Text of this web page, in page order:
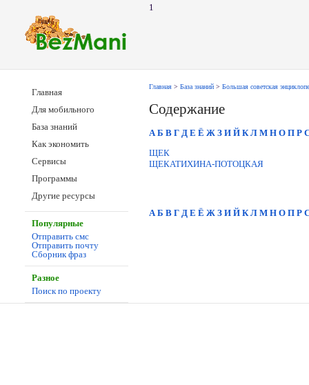
1
Главная
Для мобильного
База знаний
Как экономить
Сервисы
Программы
Другие ресурсы
Популярные
Отправить смс
Отправить почту
Сборник фраз
Разное
Поиск по проекту
Главная > База знаний > Большая советская
Содержание
А Б В Г Д Е Ё Ж З И Й К Л М Н О П Р
ЩЕК
ЩЕКАТИХИНА-ПОТОЦКАЯ
А Б В Г Д Е Ё Ж З И Й К Л М Н О П Р